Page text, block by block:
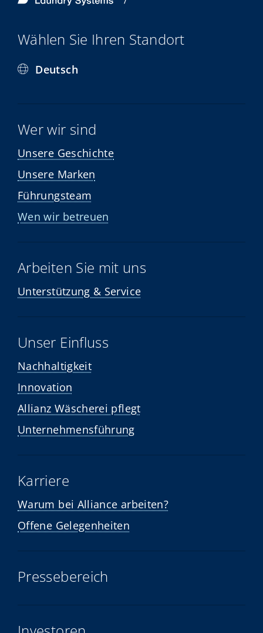
Wählen Sie Ihren Standort
Deutsch
Wer wir sind
Unsere Geschichte
Unsere Marken
Führungsteam
Wen wir betreuen
Arbeiten Sie mit uns
Unterstützung & Service
Unser Einfluss
Nachhaltigkeit
Innovation
Allianz Wäscherei pflegt
Unternehmensführung
Karriere
Warum bei Alliance arbeiten?
Offene Gelegenheiten
Pressebereich